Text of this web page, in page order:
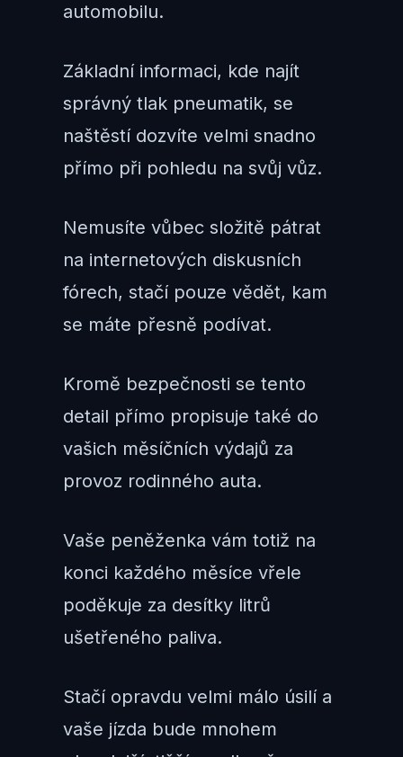
automobilu.
Základní informaci, kde najít
správný tlak pneumatik, se
naštěstí dozvíte velmi snadno
přímo při pohledu na svůj vůz.
Nemusíte vůbec složitě pátrat
na internetových diskusních
fórech, stačí pouze vědět, kam
se máte přesně podívat.
Kromě bezpečnosti se tento
detail přímo propisuje také do
vašich měsíčních výdajů za
provoz rodinného auta.
Vaše peněženka vám totiž na
konci každého měsíce vřele
poděkuje za desítky litrů
ušetřeného paliva.
Stačí opravdu velmi málo úsilí a
vaše jízda bude mnohem